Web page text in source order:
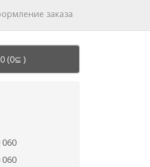
заказа
(0⊆ )
060
060